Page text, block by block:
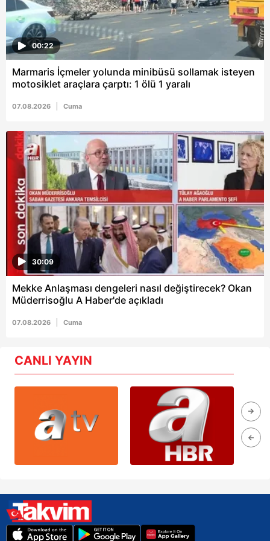
ilgili mevzuata uygun olarak kullanılan çerezlerle ilgili bilgi
almak için lütfentıklayınız
00:22
Marmaris İçmeler yolunda minibüsü sollamak isteyen
motosiklet araçlara çarptı: 1 ölü 1 yaralı
07.08.2026 Cuma
30:09
Mekke Anlaşması dengeleri nasıl değiştirecek? Okan
Müderrisoğlu A Haber'de açıkladı
07.08.2026 Cuma
CANLI YAYIN